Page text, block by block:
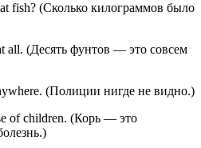
fish? (Сколько килограммов было
all. (Десять фунтов — это совсем
(Полиции нигде не видно.)
of children. (Корь — это